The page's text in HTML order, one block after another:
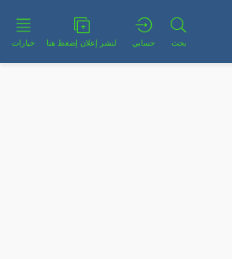
بحث حسابي لنشر إعلان إضغط هنا خيارات